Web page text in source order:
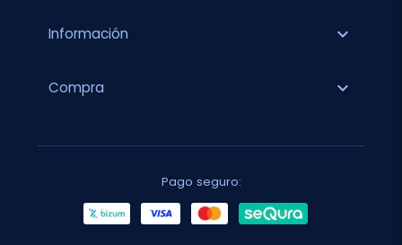
Información expand_more
Compra expand_more
Pago seguro: